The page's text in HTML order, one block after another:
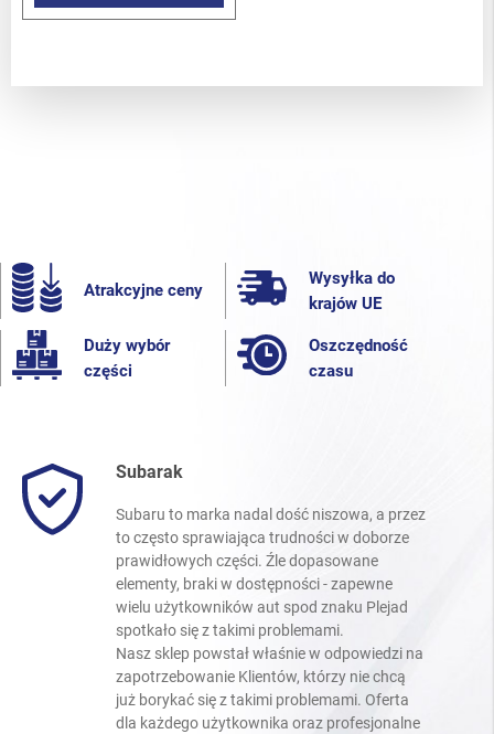
Atrakcyjne ceny
Wysyłka do
krajów UE
Duży wybór
części
Oszczędność
czasu
Subarak
Subaru to marka nadal dość niszowa, a przez
to często sprawiająca trudności w doborze
prawidłowych części. Źle dopasowane
elementy, braki w dostępności - zapewne
wielu użytkowników aut spod znaku Plejad
spotkało się z takimi problemami.
Nasz sklep powstał właśnie w odpowiedzi na
zapotrzebowanie Klientów, którzy nie chcą
już borykać się z takimi problemami. Oferta
dla każdego użytkownika oraz profesjonalne